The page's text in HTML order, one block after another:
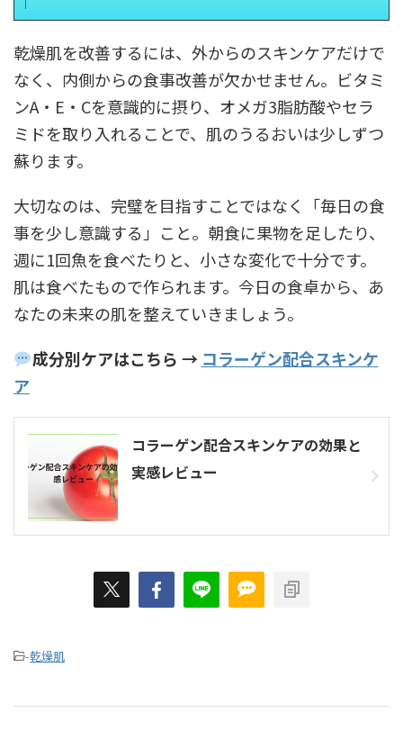
乾燥肌を改善するには、外からのスキンケアだけで
なく、内側からの食事改善が欠かせません。ビタミ
ンA・E・Cを意識的に摂り、オメガ3脂肪酸やセラ
ミドを取り入れることで、肌のうるおいは少しずつ
蘇ります。
大切なのは、完璧を目指すことではなく「毎日の食
事を少し意識する」こと。朝食に果物を足したり、
週に1回魚を食べたりと、小さな変化で十分です。
肌は食べたもので作られます。今日の食卓から、あ
なたの未来の肌を整えていきましょう。
成分別ケアはこちら → コラーゲン配合スキンケ
ア
コラーゲン配合スキンケアの効果と
実感レビュー
-乾燥肌